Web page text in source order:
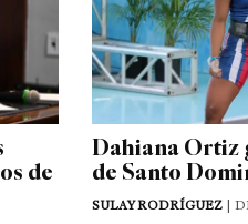
de
Dahiana Ortiz
de Santo
SULAY RODRÍGUEZ|